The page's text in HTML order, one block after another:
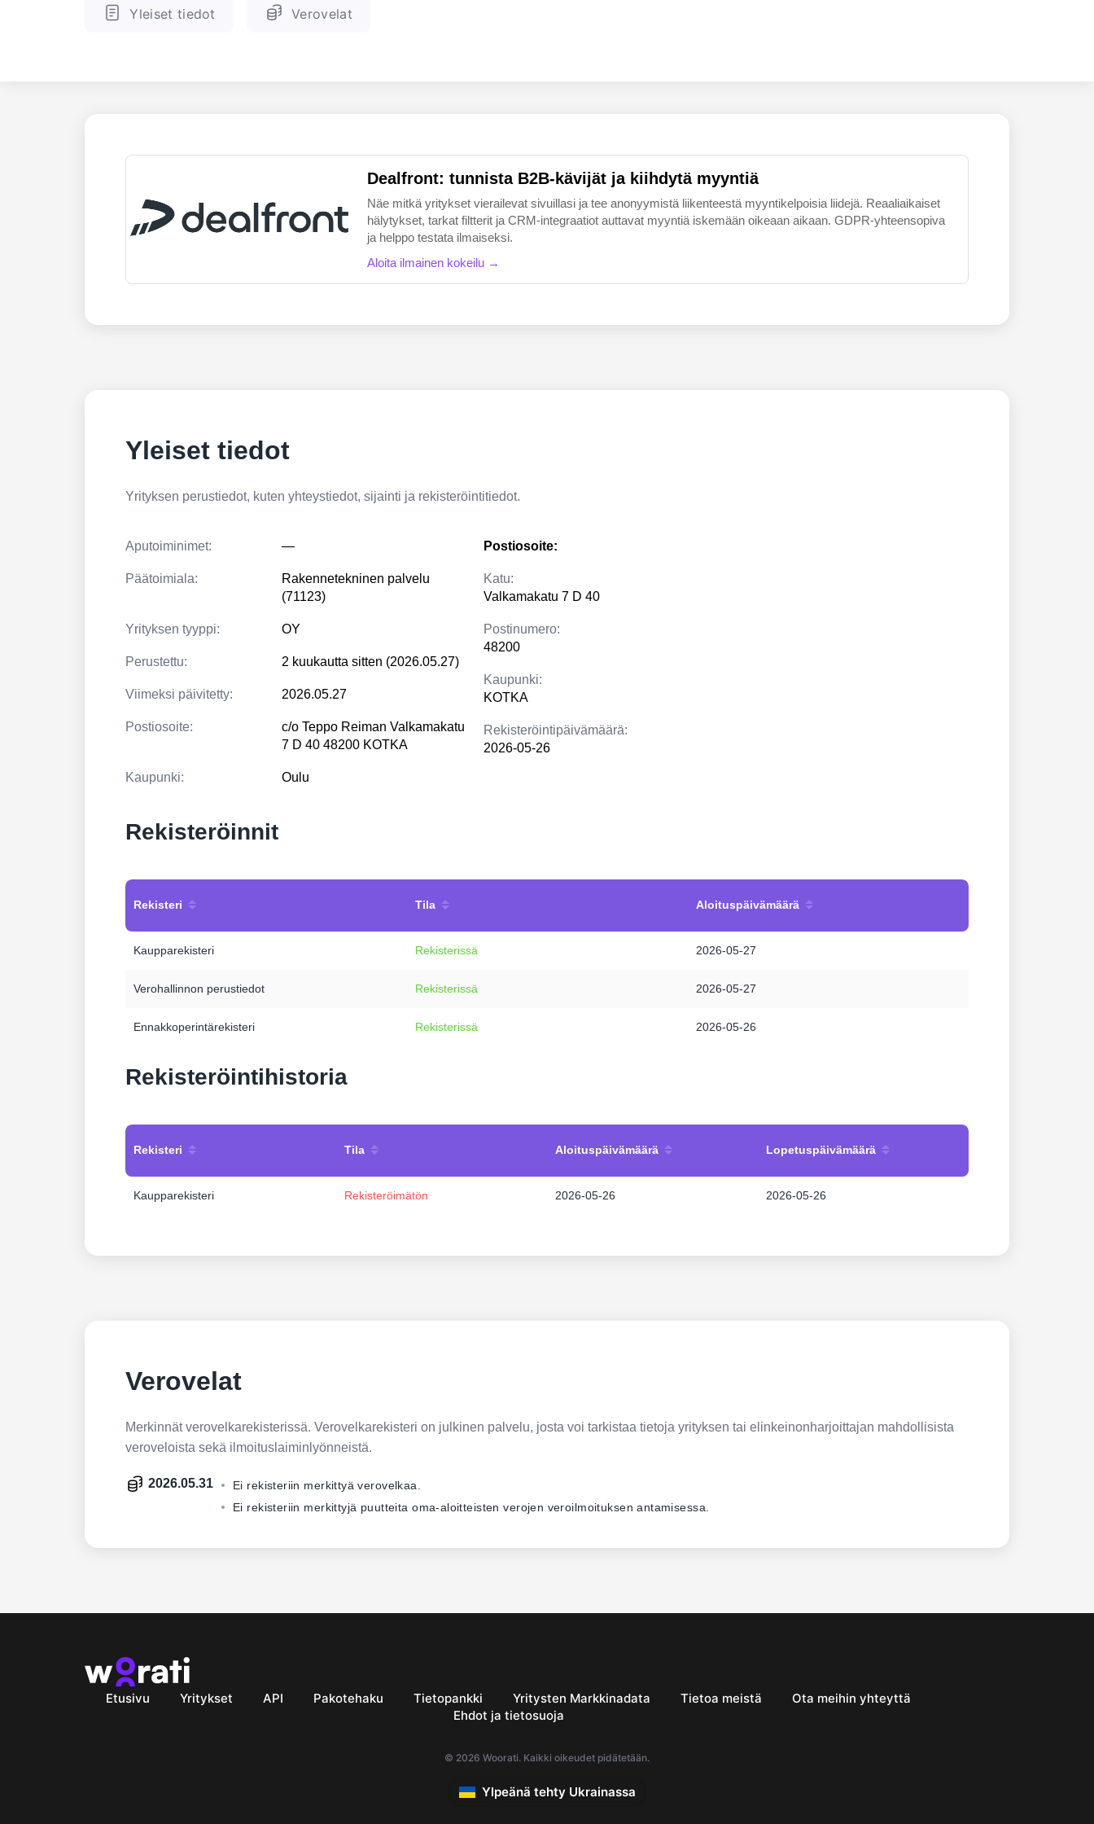
Yleiset tiedot Verovelat
Dealfront: tunnista B2B-kävijät ja kiihdytä myyntiä
Näe mitkä yritykset vierailevat sivuillasi ja tee anonyymistä liikenteestä myyntikelpoisia liidejä. Reaaliaikaiset
hälytykset, tarkat filtterit ja CRM-integraatiot auttavat myyntiä iskemään oikeaan aikaan. GDPR-yhteensopiva
ja helppo testata ilmaiseksi.
Aloita ilmainen kokeilu →
Yleiset tiedot
Yrityksen perustiedot, kuten yhteystiedot, sijainti ja rekisteröintitiedot.
Aputoiminimet: —
Päätoimiala:
Rakennetekninen palvelu
(71123)
Yrityksen tyyppi: OY
Perustettu: 2 kuukautta sitten (2026.05.27)
Viimeksi päivitetty: 2026.05.27
Postiosoite:
c/o Teppo Reiman Valkamakatu
7 D 40 48200 KOTKA
Kaupunki: Oulu
Postiosoite:
Katu:
Valkamakatu 7 D 40
Postinumero:
48200
Kaupunki:
KOTKA
Rekisteröintipäivämäärä:
2026-05-26
Rekisteröinnit
Rekisteri Tila Aloituspäivämäärä
Kaupparekisteri Rekisterissä 2026-05-27
Verohallinnon perustiedot Rekisterissä 2026-05-27
Ennakkoperintärekisteri Rekisterissä 2026-05-26
Rekisteröintihistoria
Rekisteri Tila Aloituspäivämäärä Lopetuspäivämäärä
Kaupparekisteri Rekisteröimätön 2026-05-26 2026-05-26
Verovelat
Merkinnät verovelkarekisterissä. Verovelkarekisteri on julkinen palvelu, josta voi tarkistaa tietoja yrityksen tai elinkeinonharjoittajan mahdollisista
veroveloista sekä ilmoituslaiminlyönneistä.
2026.05.31
Ei rekisteriin merkittyä verovelkaa.
Ei rekisteriin merkittyjä puutteita oma-aloitteisten verojen veroilmoituksen antamisessa.
Etusivu Yritykset API Pakotehaku Tietopankki Yritysten Markkinadata Tietoa meistä
Ota meihin yhteyttä
Ehdot ja tietosuoja
© 2026 Woorati. Kaikki oikeudet pidätetään.
Ylpeänä tehty Ukrainassa